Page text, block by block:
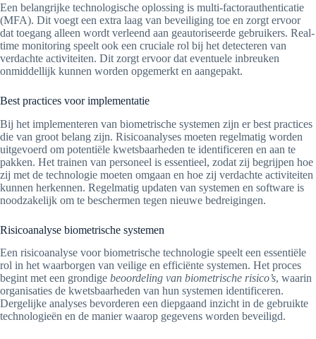
Een belangrijke technologische oplossing is multi-factorauthenticatie
(MFA). Dit voegt een extra laag van beveiliging toe en zorgt ervoor
dat toegang alleen wordt verleend aan geautoriseerde gebruikers. Real-
time monitoring speelt ook een cruciale rol bij het detecteren van
verdachte activiteiten. Dit zorgt ervoor dat eventuele inbreuken
onmiddellijk kunnen worden opgemerkt en aangepakt.
Best practices voor implementatie
Bij het implementeren van biometrische systemen zijn er best practices
die van groot belang zijn. Risicoanalyses moeten regelmatig worden
uitgevoerd om potentiële kwetsbaarheden te identificeren en aan te
pakken. Het trainen van personeel is essentieel, zodat zij begrijpen hoe
zij met de technologie moeten omgaan en hoe zij verdachte activiteiten
kunnen herkennen. Regelmatig updaten van systemen en software is
noodzakelijk om te beschermen tegen nieuwe bedreigingen.
Risicoanalyse biometrische systemen
Een risicoanalyse voor biometrische technologie speelt een essentiële
rol in het waarborgen van veilige en efficiënte systemen. Het proces
begint met een grondige beoordeling van biometrische risico’s, waarin
organisaties de kwetsbaarheden van hun systemen identificeren.
Dergelijke analyses bevorderen een diepgaand inzicht in de gebruikte
technologieën en de manier waarop gegevens worden beveiligd.